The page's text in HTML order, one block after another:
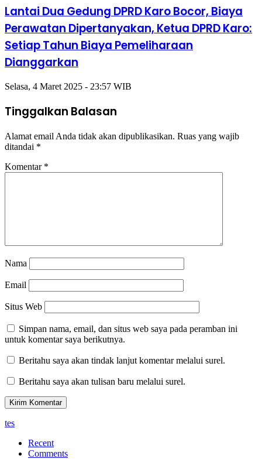
Lantai Dua Gedung DPRD Karo Bocor, Biaya
Perawatan Dipertanyakan, Ketua DPRD Karo:
Setiap Tahun Biaya Pemeliharaan
Dianggarkan
Selasa, 4 Maret 2025 - 23:57 WIB
Tinggalkan Balasan
Alamat email Anda tidak akan dipublikasikan. Ruas yang wajib
ditandai *
Komentar *
Nama
Email
Situs Web
Simpan nama, email, dan situs web saya pada peramban ini
untuk komentar saya berikutnya.
Beritahu saya akan tindak lanjut komentar melalui surel.
Beritahu saya akan tulisan baru melalui surel.
tes
Recent
Comments